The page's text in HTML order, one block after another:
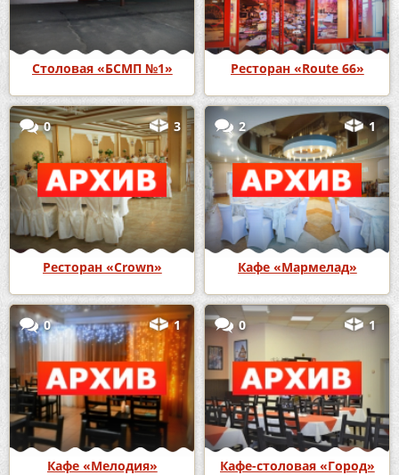
Столовая «БСМП №1» Ресторан «Route 66»
0 3
Ресторан «Crown»
2 1
Кафе «Мармелад»
0 1
Кафе «Мелодия»
0 1
Кафе-столовая «Город»